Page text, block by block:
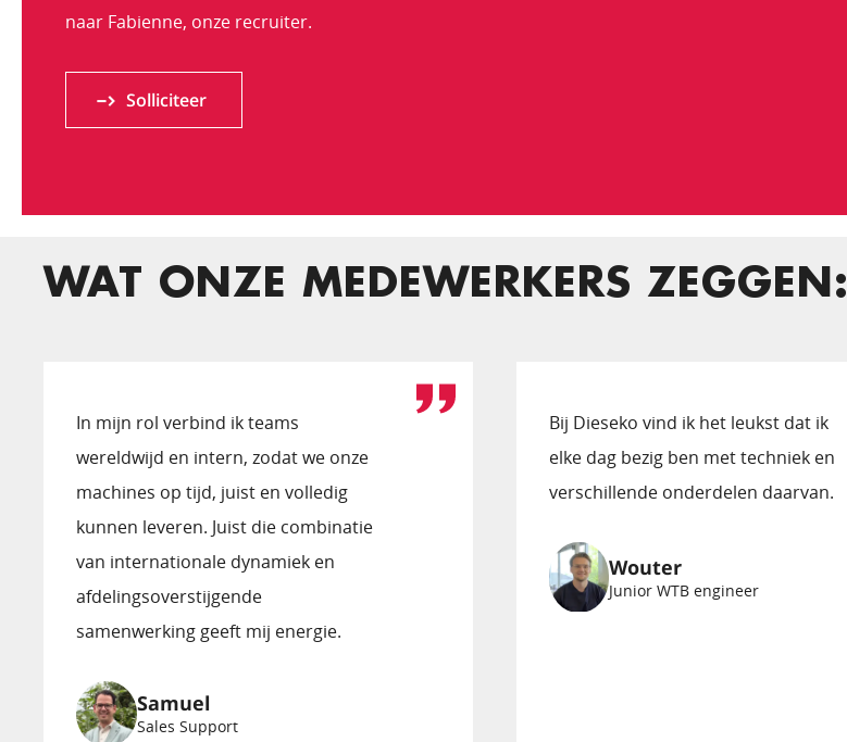
naar Fabienne, onze recruiter.
Solliciteer
WAT ONZE MEDEWERKERS ZEGGEN:
In mijn rol verbind ik teams
wereldwijd en intern, zodat we onze
machines op tijd, juist en volledig
kunnen leveren. Juist die combinatie
van internationale dynamiek en
afdelings­overstijgende
samenwerking geeft mij energie.
Samuel
Sales Support
Bij Dieseko vind ik het leukst dat ik
elke dag bezig ben met techniek en
verschillende onderdelen daarvan.
Wouter
Junior WTB engineer